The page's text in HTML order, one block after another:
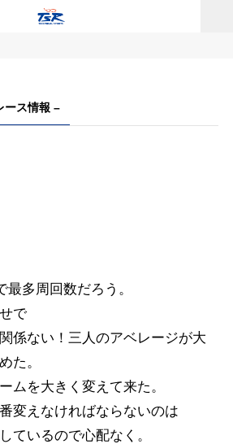
ース情報 –
多周回数だろう。
で
係ない！三人のアベレージが大
た。
ムを大きく変えて来た。
変えなければならないのは
ているので心配なく。